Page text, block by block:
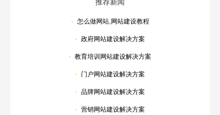
推荐新闻
· 怎么做网站,网站建设教程
· 政府网站建设解决方案
· 教育培训网站建设解决方案
· 门户网站建设解决方案
· 品牌网站建设解决方案
· 营销网站建设解决方案